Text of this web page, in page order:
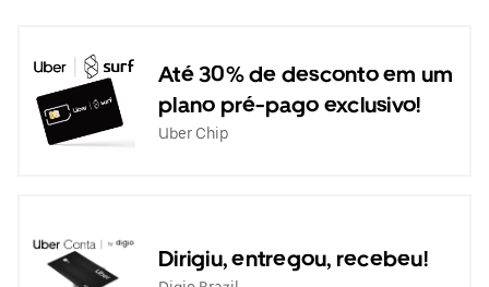
Até 30% de desconto em um
plano pré-pago exclusivo!
Uber Chip
Dirigiu, entregou, recebeu!